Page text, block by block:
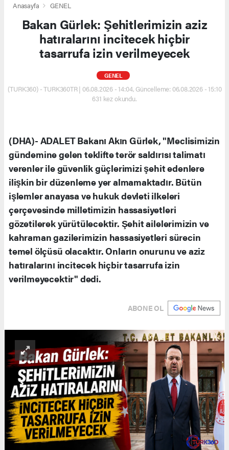
Anasayfa GENEL
Bakan Gürlek: Şehitlerimizin aziz
hatıralarını incitecek hiçbir
tasarrufa izin verilmeyecek
GENEL
(TURK360) - TURK360TR | 06.08.2026 - 14:04, Güncelleme: 06.08.2026 - 15:10
631 kez okundu.
(DHA)- ADALET Bakanı Akın Gürlek, "Meclisimizin
gündemine gelen teklifte terör saldırısı talimatı
verenler ile güvenlik güçlerimizi şehit edenlere
ilişkin bir düzenleme yer almamaktadır. Bütün
işlemler anayasa ve hukuk devleti ilkeleri
çerçevesinde milletimizin hassasiyetleri
gözetilerek yürütülecektir. Şehit ailelerimizin ve
kahraman gazilerimizin hassasiyetleri sürecin
temel ölçüsü olacaktır. Onların onurunu ve aziz
hatıralarını incitecek hiçbir tasarrufa izin
verilmeyecektir" dedi.
ABONE OL